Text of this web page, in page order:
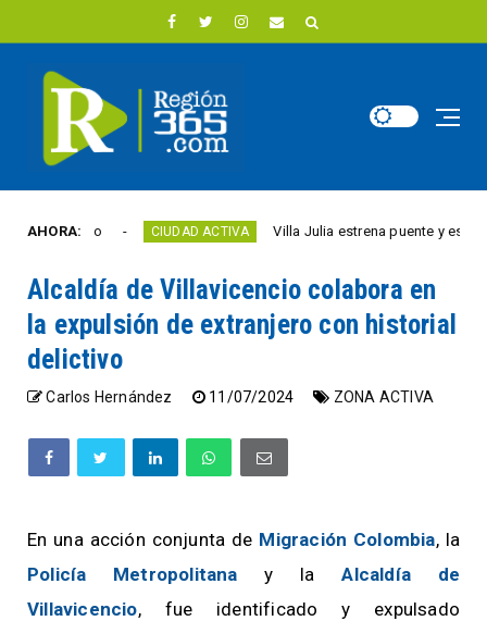
AHORA:
año CIUDAD ACTIVA Villa Julia estrena puente y espacios
Alcaldía de Villavicencio colabora en
la expulsión de extranjero con historial
delictivo
Carlos Hernández 11/07/2024 ZONA ACTIVA
En una acción conjunta de Migración Colombia, la
Policía Metropolitana y laAlcaldía de
Villavicencio, fue identificado y expulsado